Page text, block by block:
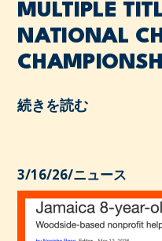
MULTIPLE
NATIONAL
続きを読む
3/16/26/ニュース